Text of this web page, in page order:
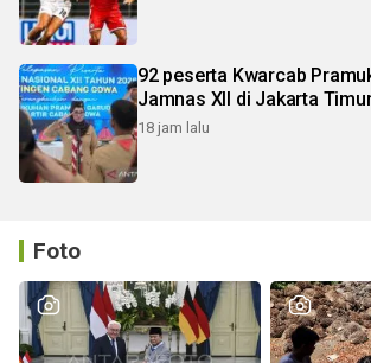
92 peserta Kwarcab Pramuka Gowa
Jamnas XII di Jakarta
18 jam lalu
Foto